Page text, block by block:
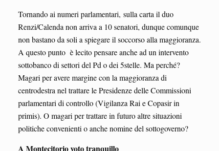
Tornando ai numeri parlamentari, sulla carta il duo
Renzi/Calenda non arriva a 10 senatori, dunque comunque
non bastano da soli a spiegare il soccorso alla maggioranza.
A questo punto è lecito pensare anche ad un intervento
sottobanco di settori del Pd o dei 5stelle. Ma perché?
Magari per avere margine con la maggioranza di
centrodestra nel trattare le Presidenze delle Commissioni
parlamentari di controllo (Vigilanza Rai e Copasir in
primis). O magari per trattare in futuro altre situazioni
politiche convenienti o anche nomine del sottogoverno?
A Montecitorio voto tranquillo